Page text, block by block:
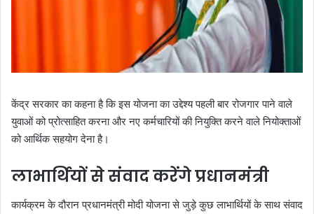
केंद्र सरकार का कहना है कि इस योजना का उद्देश्य पहली बार रोजगार पाने वाले
युवाओं को प्रोत्साहित करना और नए कर्मचारियों की नियुक्ति करने वाले नियोक्ताओं
को आर्थिक सहयोग देना है।
लाभार्थियों से संवाद करेंगे प्रधानमंत्री
कार्यक्रम के दौरान प्रधानमंत्री मोदी योजना से जुड़े कुछ लाभार्थियों के साथ संवाद